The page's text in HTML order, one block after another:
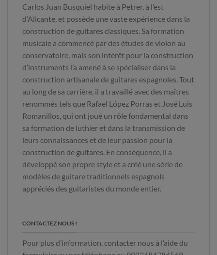
Carlos Juan Busquiel habite à Petrer, à l’est
d’Alicante, et possède une vaste expérience dans la
construction de guitares classiques. Sa formation
musicale a commencé par des études de violon au
conservatoire, mais son intérêt pour la construction
d’instruments l’a amené à se spécialiser dans la
construction artisanale de guitares espagnoles. Tout
au long de sa carrière, il a travaillé avec des maîtres
renommés tels que Rafael López Porras et José Luis
Romanillos, qui ont joué un rôle fondamental dans
sa formation de luthier et dans la transmission de
leurs connaissances et de leur passion pour la
construction de guitares. En conséquence, il a
développé son propre style et a créé une série de
modèles de guitare traditionnels espagnols
appréciés des guitaristes du monde entier.
CONTACTEZ NOUS !
Pour plus d’information, contacter nous à l’aide du